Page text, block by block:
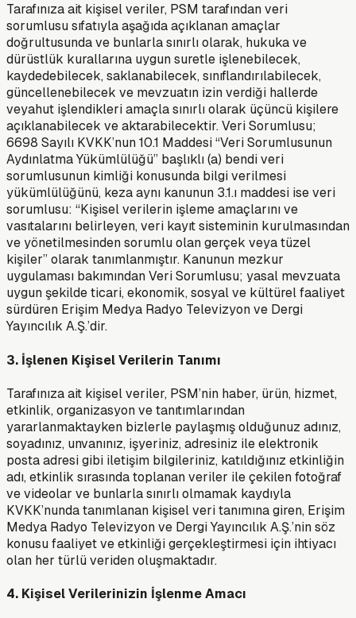
Tarafınıza ait kişisel veriler, PSM tarafından veri
sorumlusu sıfatıyla aşağıda açıklanan amaçlar
doğrultusunda ve bunlarla sınırlı olarak, hukuka ve
dürüstlük kurallarına uygun suretle işlenebilecek,
kaydedebilecek, saklanabilecek, sınıflandırılabilecek,
güncellenebilecek ve mevzuatın izin verdiği hallerde
veyahut işlendikleri amaçla sınırlı olarak üçüncü kişilere
açıklanabilecek ve aktarabilecektir. Veri Sorumlusu;
6698 Sayılı KVKK’nun 10.1 Maddesi “Veri Sorumlusunun
Aydınlatma Yükümlülüğü” başlıklı (a) bendi veri
sorumlusunun kimliği konusunda bilgi verilmesi
yükümlülüğünü, keza aynı kanunun 3.1.ı maddesi ise veri
sorumlusu: “Kişisel verilerin işleme amaçlarını ve
vasıtalarını belirleyen, veri kayıt sisteminin kurulmasından
ve yönetilmesinden sorumlu olan gerçek veya tüzel
kişiler” olarak tanımlanmıştır. Kanunun mezkur
uygulaması bakımından Veri Sorumlusu; yasal mevzuata
uygun şekilde ticari, ekonomik, sosyal ve kültürel faaliyet
sürdüren Erişim Medya Radyo Televizyon ve Dergi
Yayıncılık A.Ş.’dir.
3. İşlenen Kişisel Verilerin Tanımı
Tarafınıza ait kişisel veriler, PSM’nin haber, ürün, hizmet,
etkinlik, organizasyon ve tanıtımlarından
yararlanmaktayken bizlerle paylaşmış olduğunuz adınız,
soyadınız, unvanınız, işyeriniz, adresiniz ile elektronik
posta adresi gibi iletişim bilgileriniz, katıldığınız etkinliğin
adı, etkinlik sırasında toplanan veriler ile çekilen fotoğraf
ve videolar ve bunlarla sınırlı olmamak kaydıyla
KVKK’nunda tanımlanan kişisel veri tanımına giren, Erişim
Medya Radyo Televizyon ve Dergi Yayıncılık A.Ş.’nin söz
konusu faaliyet ve etkinliği gerçekleştirmesi için ihtiyacı
olan her türlü veriden oluşmaktadır.
4. Kişisel Verilerinizin İşlenme Amacı